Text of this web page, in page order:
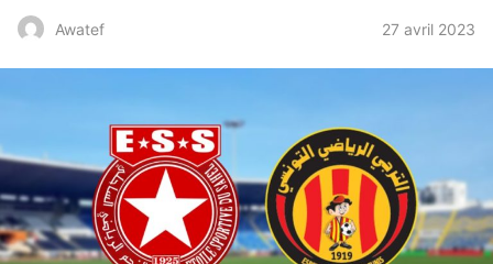
Awatef 27 avril 2023